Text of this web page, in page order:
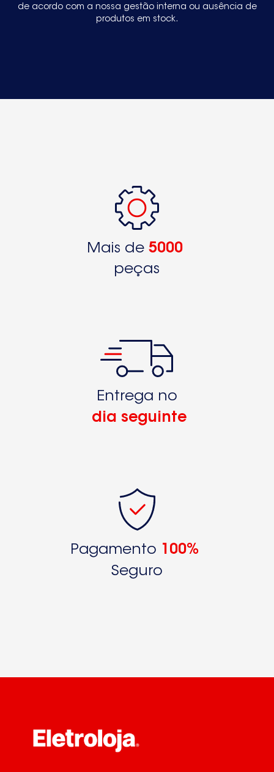
de acordo com a nossa gestão interna ou ausência de
produtos em stock.
Mais de 5000
peças
Entrega no
dia seguinte
Pagamento 100%
Seguro